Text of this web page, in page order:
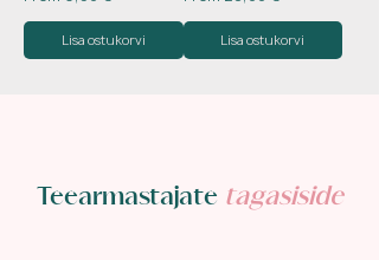
Lisa ostukorvi Lisa ostukorvi
Teearmastajate tagasiside